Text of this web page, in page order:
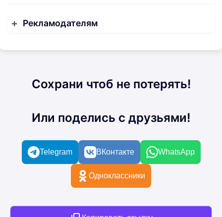
Рекламодателям
Сохрани чтоб не потерять!
Или поделись с друзьями!
Telegram ВКонтакте WhatsApp
Одноклассники